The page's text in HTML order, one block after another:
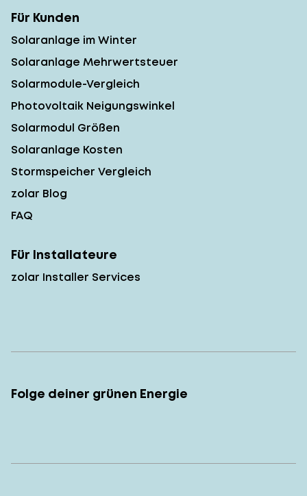
Für Kunden
Solaranlage im Winter
Solaranlage Mehrwertsteuer
Solarmodule-Vergleich
Photovoltaik Neigungswinkel
Solarmodul Größen
Solaranlage Kosten
Stormspeicher Vergleich
zolar Blog
FAQ
Für Installateure
zolar Installer Services
Folge deiner grünen Energie